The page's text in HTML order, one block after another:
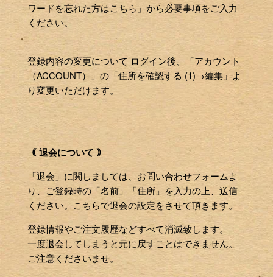
ワードを忘れた方はこちら」から必要事項をご入力
ください。
登録内容の変更について ログイン後、「アカウント
（ACCOUNT）」の「住所を確認する (1)→編集」よ
り変更いただけます。
｟ 退会について ｠
「退会」に関しましては、お問い合わせフォームよ
り、ご登録時の「名前」「住所」を入力の上、送信
ください。こちらで退会の設定をさせて頂きます。
登録情報やご注文履歴などすべて消滅致します。
一度退会してしまうと元に戻すことはできません。
ご注意くださいませ。